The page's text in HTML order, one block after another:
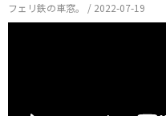
フェリ鉄の車窓。 / 2022-07-19